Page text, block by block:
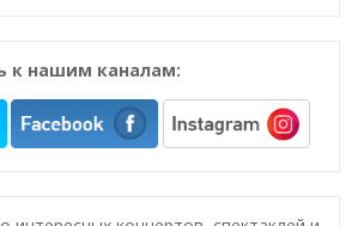
к нашим каналам: